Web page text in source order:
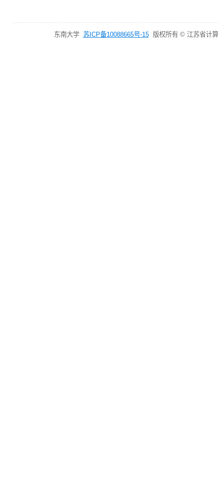
东南大学 苏ICP备10088665号-15版权所有 © 江苏省计算